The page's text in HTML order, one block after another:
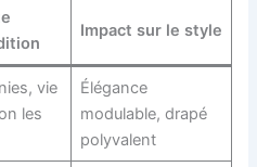
Impact sur le style
vie
les
Élégance
modulable, drapé
polyvalent